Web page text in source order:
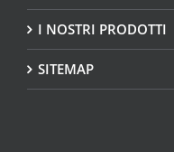
I NOSTRI PRODOTTI
SITEMAP